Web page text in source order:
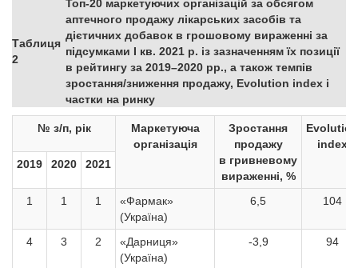
Таблиця
2
Топ-20 маркетуючих організацій за обсягом
аптечного продажу лікарських засобів та
дієтичних добавок в грошовому вираженні за
підсумками І кв. 2021 р. із зазначенням їх позиції
в рейтингу за 2019–2020 рр., а також темпів
зростання/зниження продажу, Evolution index і
частки на ринку
№ з/п, рік
Маркетуюча
організація
Зростання
продажу
в гривневому
вираженні, %
Evolution
index
2019
2020 2021
1 1 1
«Фармак»
(Україна)
6,5 104
4 3 2
«Дарниця»
(Україна)
-3,9 94